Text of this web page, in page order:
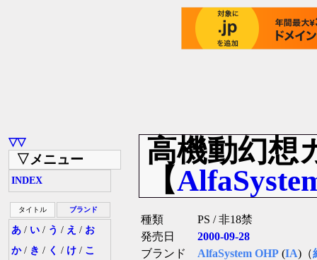
▽▽
▽メニュー
INDEX
タイトル ブランド
あ / い / う / え / お
か/ き / く / け / こ
高機動幻想
【
種類
PS / 非18禁
発売日
2000-09-28
ブランド
AlfaSystem OHP (IA)（